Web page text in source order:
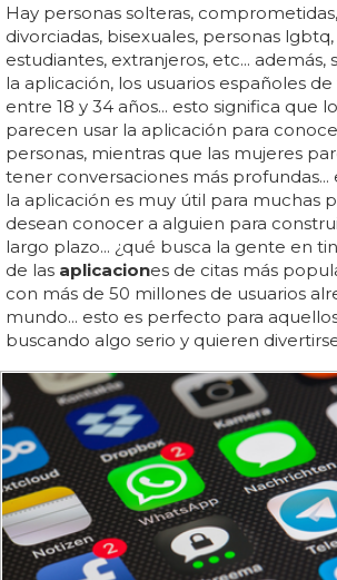
Hay personas solteras,
divorciadas, bisexuales, personas
estudiantes, extranjeros, etc... además,
la aplicación, los usuarios españoles
entre 18 y 34 años... esto significa que
parecen usar la aplicación para
personas, mientras que las mujeres
tener conversaciones más profundas...
la aplicación es muy útil para muchas
desean conocer a alguien para
largo plazo... ¿qué busca la gente en
de las aplicaciones de citas más
con más de 50 millones de usuarios
mundo... esto es perfecto para
buscando algo serio y quieren